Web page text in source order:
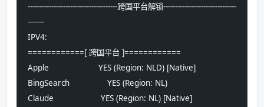
--------------------------------------跨国平台解锁-------------------------------
-------
IPV4:
============[ 跨国平台 ]============
Apple                     YES (Region: NLD) [Native]
BingSearch                YES (Region: NL)
Claude                    YES (Region: NL) [Native]